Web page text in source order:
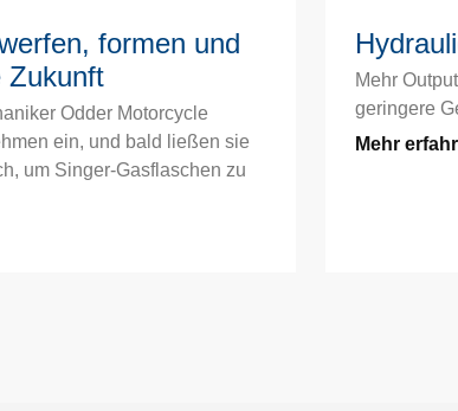
formen und
Zukunft
Odder Motorcycle
ein, und bald ließen sie
um Singer-Gasflaschen zu
Mehr
geringere
Mehr